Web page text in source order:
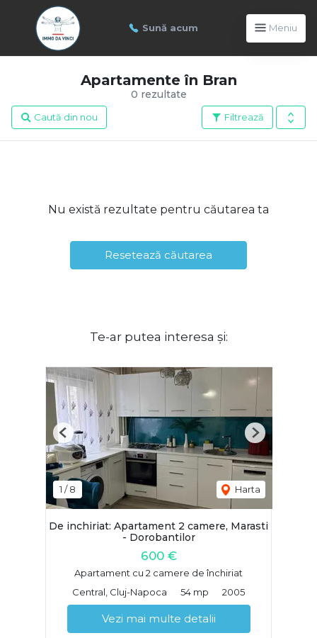
Sună acum Meniu
0 rezultate
Apartamente în Bran
Filtrează
Caută din nou
Nu există rezultate pentru căutarea ta
Resetează căutarea
Te-ar putea interesa și:
1 /8 Harta
Previous Next
De inchiriat: Apartament 2 camere, Marasti
- Dorobantilor
600 €
Apartament cu 2 camere de închiriat
Central, Cluj-Napoca
54 mp 2005
Vezi mai multe detalii